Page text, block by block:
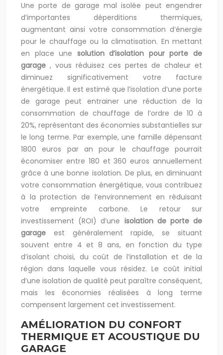
Une porte de garage mal isolée peut engendrer
d’importantes déperditions thermiques,
augmentant ainsi votre consommation d’énergie
pour le chauffage ou la climatisation. En mettant
en place une solution d’isolation pour porte de
garage , vous réduisez ces pertes de chaleur et
diminuez significativement votre facture
énergétique. Il est estimé que l’isolation d’une porte
de garage peut entrainer une réduction de la
consommation de chauffage de l’ordre de 10 à
20%, représentant des économies substantielles sur
le long terme. Par exemple, une famille dépensant
1800 euros par an pour le chauffage pourrait
économiser entre 180 et 360 euros annuellement
grâce à une bonne isolation. De plus, en diminuant
votre consommation énergétique, vous contribuez
à la protection de l’environnement en réduisant
votre empreinte carbone. Le retour sur
investissement (ROI) d’une isolation de porte de
garage est généralement rapide, se situant
souvent entre 4 et 8 ans, en fonction du type
d’isolant choisi, du coût de l’installation et de la
région dans laquelle vous résidez. Le coût initial
d’une isolation de qualité peut paraître conséquent,
mais les économies réalisées à long terme
compensent largement cet investissement.
AMÉLIORATION DU CONFORT
THERMIQUE ET ACOUSTIQUE DU
GARAGE